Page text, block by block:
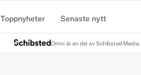
Toppnyheter Senaste nytt
Omni är en del av Schibsted Media.